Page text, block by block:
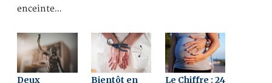
enceinte…
Deux
Bientôt en
Le Chiffre : 24